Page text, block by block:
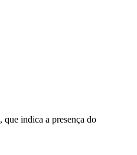
indica a presença do